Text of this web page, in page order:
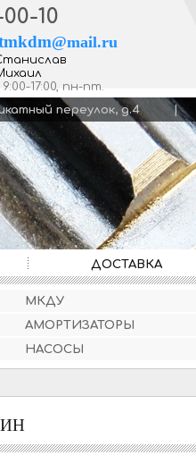
10
@mail.ru
9:00-17:00, пн-пт.
Силикатный переулок,
ДОСТАВКА
МКДУ
АМОРТИЗАТОРЫ
НАСОСЫ